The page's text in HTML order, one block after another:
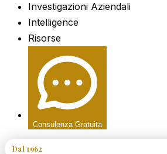
Investigazioni Aziendali
Intelligence
Risorse
Consulenza Gratuita
Dal 1962